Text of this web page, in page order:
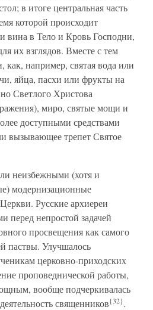
в итоге центральная часть
которой происходит
вина в Тело и Кровь Господни,
их взглядов. Вместе с тем
например, святая вода или
яйца, пасхи или фрукты на
Светлого Христова
миро, святые мощи и
доступными средствами
вызывающее трепет Святое
неизбежными (хотя и
модернизационные
Русские архиереи
перед непростой задачей
просвещения как самого
паствы. Улучшалось
церковно-приходских
проповеднической работы,
вообще подчеркивалась
священников{32}.